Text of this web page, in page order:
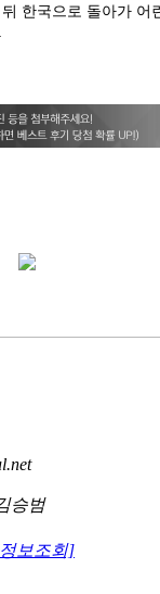
한국으로 돌아가 어
승범
보조회]